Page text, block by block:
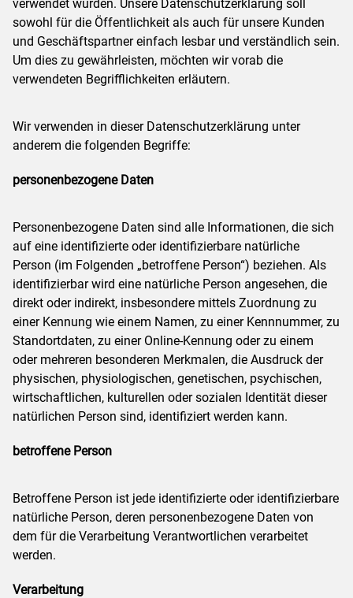
verwendet wurden. Unsere Datenschutzerklärung soll
sowohl für die Öffentlichkeit als auch für unsere Kunden
und Geschäftspartner einfach lesbar und verständlich sein.
Um dies zu gewährleisten, möchten wir vorab die
verwendeten Begrifflichkeiten erläutern.
Wir verwenden in dieser Datenschutzerklärung unter
anderem die folgenden Begriffe:
personenbezogene Daten
Personenbezogene Daten sind alle Informationen, die sich
auf eine identifizierte oder identifizierbare natürliche
Person (im Folgenden „betroffene Person“) beziehen. Als
identifizierbar wird eine natürliche Person angesehen, die
direkt oder indirekt, insbesondere mittels Zuordnung zu
einer Kennung wie einem Namen, zu einer Kennnummer, zu
Standortdaten, zu einer Online-Kennung oder zu einem
oder mehreren besonderen Merkmalen, die Ausdruck der
physischen, physiologischen, genetischen, psychischen,
wirtschaftlichen, kulturellen oder sozialen Identität dieser
natürlichen Person sind, identifiziert werden kann.
betroffene Person
Betroffene Person ist jede identifizierte oder identifizierbare
natürliche Person, deren personenbezogene Daten von
dem für die Verarbeitung Verantwortlichen verarbeitet
werden.
Verarbeitung